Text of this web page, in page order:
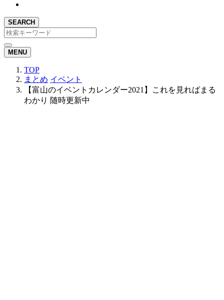
SEARCH
MENU
TOP
まとめ イベント
【富山のイベントカレンダー2021】これを見ればまる
わかり 随時更新中